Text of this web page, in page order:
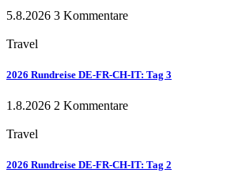
5.8.2026 3 Kommentare
Travel
2026 Rundreise DE-FR-CH-IT: Tag 3
1.8.2026 2 Kommentare
Travel
2026 Rundreise DE-FR-CH-IT: Tag 2